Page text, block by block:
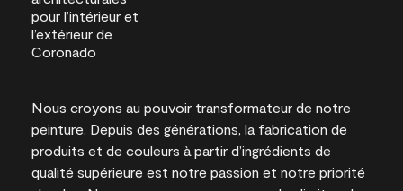
Nous croyons au pouvoir transformateur de notre
peinture. Depuis des générations, la fabrication de
produits et de couleurs à partir d’ingrédients de
qualité supérieure est notre passion et notre priorité